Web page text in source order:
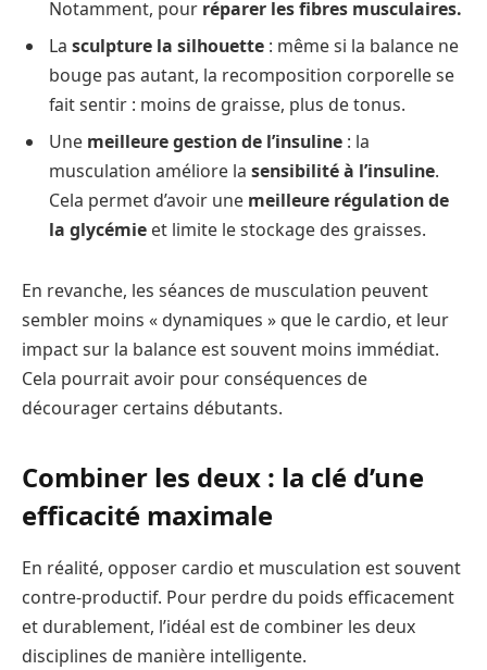
Notamment, pour réparer les fibres musculaires.
La sculpture la silhouette : même si la balance ne
bouge pas autant, la recomposition corporelle se
fait sentir : moins de graisse, plus de tonus.
Une meilleure gestion de l’insuline : la
musculation améliore la sensibilité à l’insuline.
Cela permet d’avoir une meilleure régulation de
la glycémie et limite le stockage des graisses.
En revanche, les séances de musculation peuvent
sembler moins « dynamiques » que le cardio, et leur
impact sur la balance est souvent moins immédiat.
Cela pourrait avoir pour conséquences de
décourager certains débutants.
Combiner les deux : la clé d’une
efficacité maximale
En réalité, opposer cardio et musculation est souvent
contre-productif. Pour perdre du poids efficacement
et durablement, l’idéal est de combiner les deux
disciplines de manière intelligente.